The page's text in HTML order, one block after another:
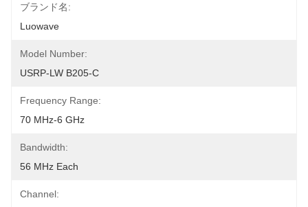
ブランド名:
Luowave
Model Number:
USRP-LW B205-C
Frequency Range:
70 MHz-6 GHz
Bandwidth:
56 MHz Each
Channel: